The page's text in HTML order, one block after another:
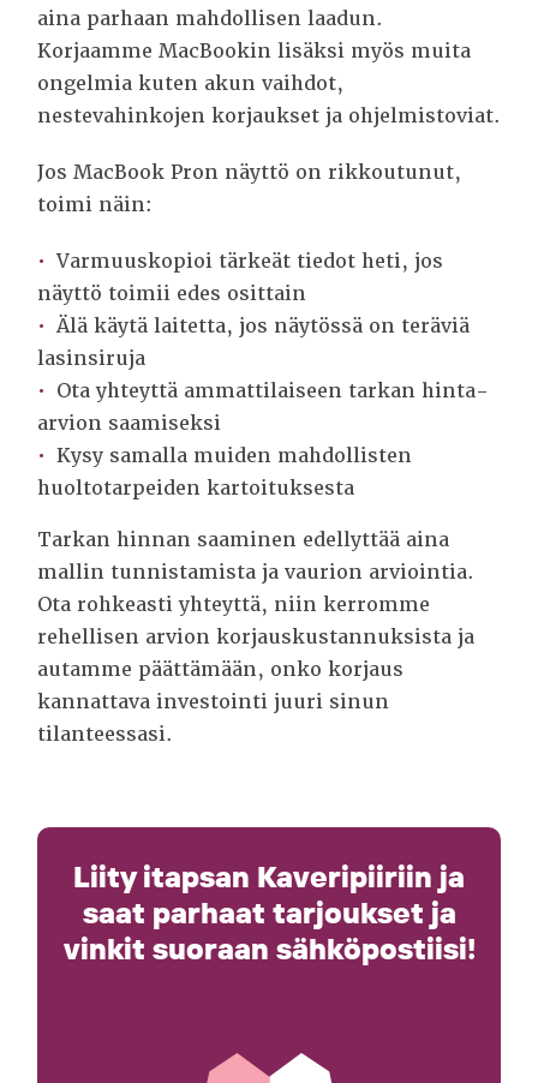
aina parhaan mahdollisen laadun.
Korjaamme MacBookin lisäksi myös muita
ongelmia kuten akun vaihdot,
nestevahinkojen korjaukset ja ohjelmistoviat.
Jos MacBook Pron näyttö on rikkoutunut,
toimi näin:
Varmuuskopioi tärkeät tiedot heti, jos
näyttö toimii edes osittain
Älä käytä laitetta, jos näytössä on teräviä
lasinsiruja
Ota yhteyttä ammattilaiseen tarkan hinta-
arvion saamiseksi
Kysy samalla muiden mahdollisten
huoltotarpeiden kartoituksesta
Tarkan hinnan saaminen edellyttää aina
mallin tunnistamista ja vaurion arviointia.
Ota rohkeasti yhteyttä, niin kerromme
rehellisen arvion korjauskustannuksista ja
autamme päättämään, onko korjaus
kannattava investointi juuri sinun
tilanteessasi.
Liity itapsan Kaveripiiriin ja
saat parhaat tarjoukset ja
vinkit suoraan sähköpostiisi!